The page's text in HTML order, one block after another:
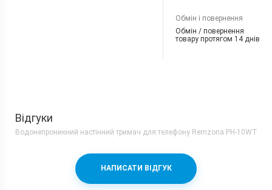
Обмін і повернення
Обмін / повернення
товару протягом 14 днів
Відгуки
Водонепроникний настінний тримач для телефону Remzona PH-10WT
НАПИСАТИ ВІДГУК